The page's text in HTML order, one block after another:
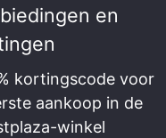
en
kortingscode voor
aankoop in de
winkel